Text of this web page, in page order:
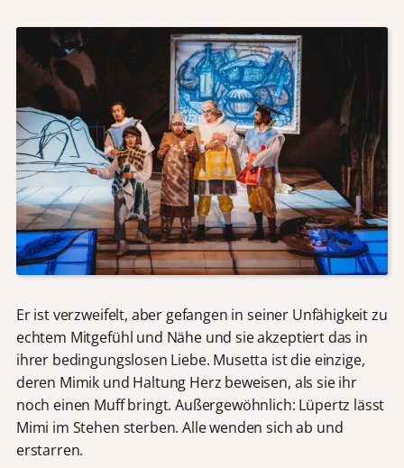
Er ist verzweifelt, aber gefangen in seiner Unfähigkeit zu
echtem Mitgefühl und Nähe und sie akzeptiert das in
ihrer bedingungslosen Liebe. Musetta ist die einzige,
deren Mimik und Haltung Herz beweisen, als sie ihr
noch einen Muff bringt. Außergewöhnlich: Lüpertz lässt
Mimi im Stehen sterben. Alle wenden sich ab und
erstarren.